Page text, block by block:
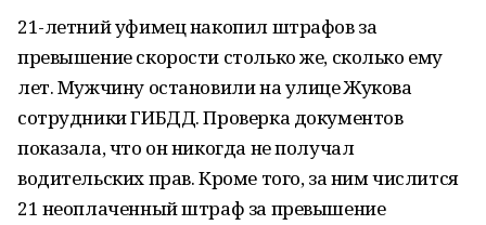
21-летний уфимец накопил штрафов за
превышение скорости столько же, сколько ему
лет. Мужчину остановили на улице Жукова
сотрудники ГИБДД. Проверка документов
показала, что он никогда не получал
водительских прав. Кроме того, за ним числится
21 неоплаченный штраф за превышение